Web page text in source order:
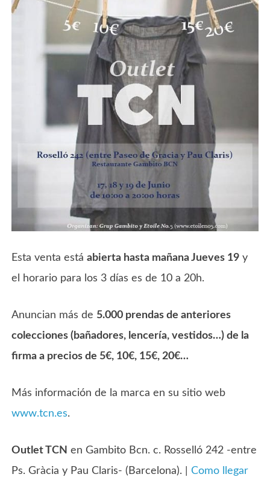
Esta venta estáabierta hasta mañana Jueves 19 y
el horario para los 3 días es de 10 a 20h.
Anuncian más de 5.000 prendas de anteriores
colecciones (bañadores, lencería, vestidos…) de la
firma a precios de 5€, 10€, 15€, 20€…
Más información de la marca en su sitio web
www.tcn.es.
Outlet TCN en Gambito Bcn. c. Rosselló 242 -entre
Ps. Gràcia y Pau Claris- (Barcelona). |Como llegar